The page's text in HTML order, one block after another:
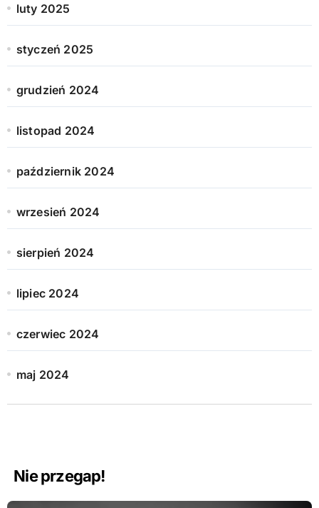
luty 2025
styczeń 2025
grudzień 2024
listopad 2024
październik 2024
wrzesień 2024
sierpień 2024
lipiec 2024
czerwiec 2024
maj 2024
Nie przegap!